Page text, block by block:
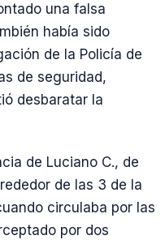
una falsa
había sido
de la Policía de
de seguridad,
desbaratar la
de Luciano C., de
de las 3 de la
circulaba por las
por dos